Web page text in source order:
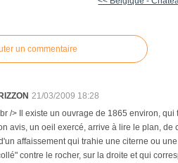
un commentaire
21/03/2009 18:28
/> Il existe un ouvrage de 1865 environ,
avis, un oeil exercé, arrive à lire le plan,
affaissement qui trahie une citerne ou
contre le rocher, sur la droite et qui